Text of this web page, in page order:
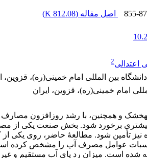
855- اصل مقاله (812.08 K
)
اعتدالی2
بین‏ المللی امام خمینی(ره)، قزوین،
امام خمینی(ره)، قزوین، ایران
و همچنین، با رشد روزافزون
برخورد شود. بخش صنعت یکی از
نیز تأمین شود. مطالعۀ حاضر، روی یکی